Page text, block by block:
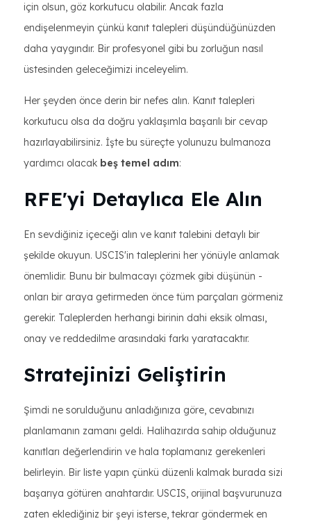
için olsun, göz korkutucu olabilir. Ancak fazla
endişelenmeyin çünkü kanıt talepleri düşündüğünüzden
daha yaygındır. Bir profesyonel gibi bu zorluğun nasıl
üstesinden geleceğimizi inceleyelim.
Her şeyden önce derin bir nefes alın. Kanıt talepleri
korkutucu olsa da doğru yaklaşımla başarılı bir cevap
hazırlayabilirsiniz. İşte bu süreçte yolunuzu bulmanoza
yardımcı olacak beş temel adım:
RFE'yi Detaylıca Ele Alın
En sevdiğiniz içeceği alın ve kanıt talebini detaylı bir
şekilde okuyun. USCIS'in taleplerini her yönüyle anlamak
önemlidir. Bunu bir bulmacayı çözmek gibi düşünün -
onları bir araya getirmeden önce tüm parçaları görmeniz
gerekir. Taleplerden herhangi birinin dahi eksik olması,
onay ve reddedilme arasındaki farkı yaratacaktır.
Stratejinizi Geliştirin
Şimdi ne sorulduğunu anladığınıza göre, cevabınızı
planlamanın zamanı geldi. Halihazırda sahip olduğunuz
kanıtları değerlendirin ve hala toplamanız gerekenleri
belirleyin. Bir liste yapın çünkü düzenli kalmak burada sizi
başarıya götüren anahtardır. USCIS, orijinal başvurunuza
zaten eklediğiniz bir şeyi isterse, tekrar göndermek en